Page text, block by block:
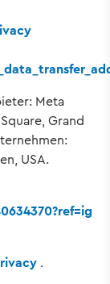
Meta
Grand
USA.
.